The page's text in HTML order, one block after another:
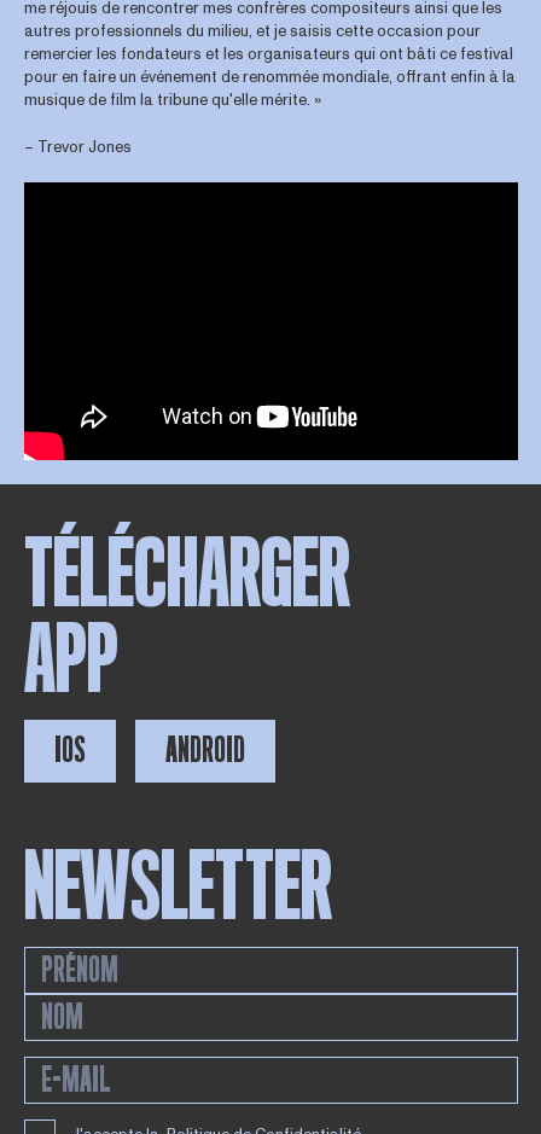
me réjouis de rencontrer mes confrères compositeurs ainsi que les
autres professionnels du milieu, et je saisis cette occasion pour
remercier les fondateurs et les organisateurs qui ont bâti ce festival
pour en faire un événement de renommée mondiale, offrant enfin à la
musique de film la tribune qu'elle mérite. »
– Trevor Jones
TÉLÉCHARGER
APP
IOS ANDROID
NEWSLETTER